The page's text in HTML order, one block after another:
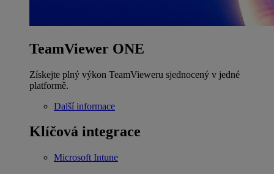
TeamViewer ONE
Získejte plný výkon TeamVieweru sjednocený v jedné
platformě.
Další informace
Klíčová integrace
Microsoft Intune